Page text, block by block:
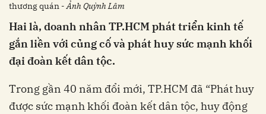
thương quán -Ảnh Quỳnh Lâm
Hai là, doanh nhân TP.HCM phát triển kinh tế
gắn liền với củng cố và phát huy sức mạnh khối
đại đoàn kết dân tộc.
Trong gần 40 năm đổi mới, TP.HCM đã “Phát huy
được sức mạnh khối đoàn kết dân tộc, huy động